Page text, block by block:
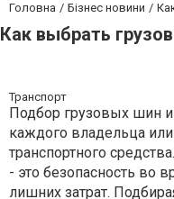
Головна Бізнес новини
Как выбрать
Транспорт
Подбор грузовых шин
каждого владельца
транспортного
- это безопасность во
лишних затрат.